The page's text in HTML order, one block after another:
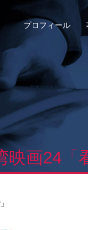
プロフィール
画24「